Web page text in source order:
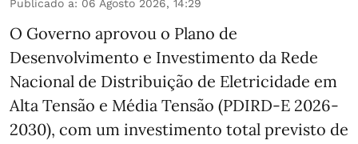
Publicado a: 06 Agosto 2026, 14:29
O Governo aprovou o Plano de
Desenvolvimento e Investimento da Rede
Nacional de Distribuição de Eletricidade em
Alta Tensão e Média Tensão (PDIRD-E 2026-
2030), com um investimento total previsto de